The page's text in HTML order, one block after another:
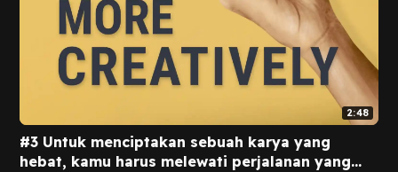
2:48
#3 Untuk menciptakan sebuah karya yang
hebat, kamu harus melewati perjalanan yang